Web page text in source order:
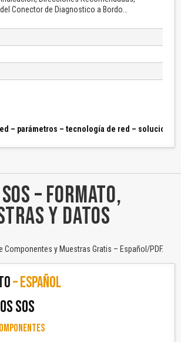
Conector de Diagnostico a Bordo…
– parámetros – tecnología de red –
– FORMATO,
Y DATOS
y Muestras Gratis – Español/PDF.
– ESPAÑOL
SOS